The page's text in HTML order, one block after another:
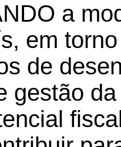
a
em
de
gestão